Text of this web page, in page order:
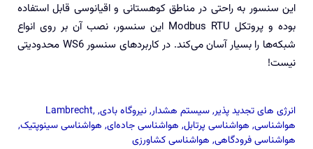
این سنسور به راحتی در مناطق کوهستانی و اقیانوسی قابل استفاده
بوده و پروتکل Modbus RTU این سنسور، نصب آن بر روی انواع
شبکه‌ها را بسیار آسان می‌کند. در کاربردهای سنسور WS6 محدودیتی
نیست!
Lambrecht, انرژی های تجدید پذیر,سیستم هشدار,نیروگاه بادی,
هواشناسی, هواشناسی پرتابل, هواشناسی جاده‌ای, هواشناسی سینوپتیک,
هواشناسی فرودگاهی, هواشناسی کشاورزی